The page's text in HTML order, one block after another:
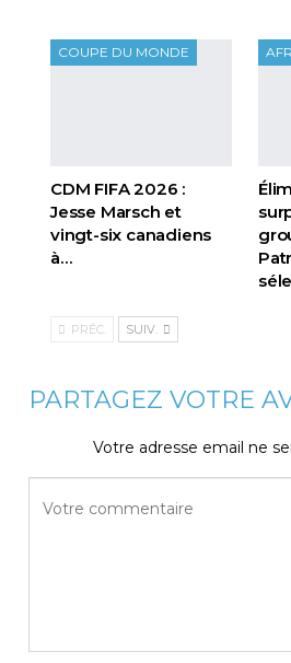
COUPE DU MONDE
CDM FIFA 2026 :
Jesse Marsch et
vingt-six canadiens
à…
PRÉC. SUIV.
PARTAGEZ VOTRE
Votre adresse email ne